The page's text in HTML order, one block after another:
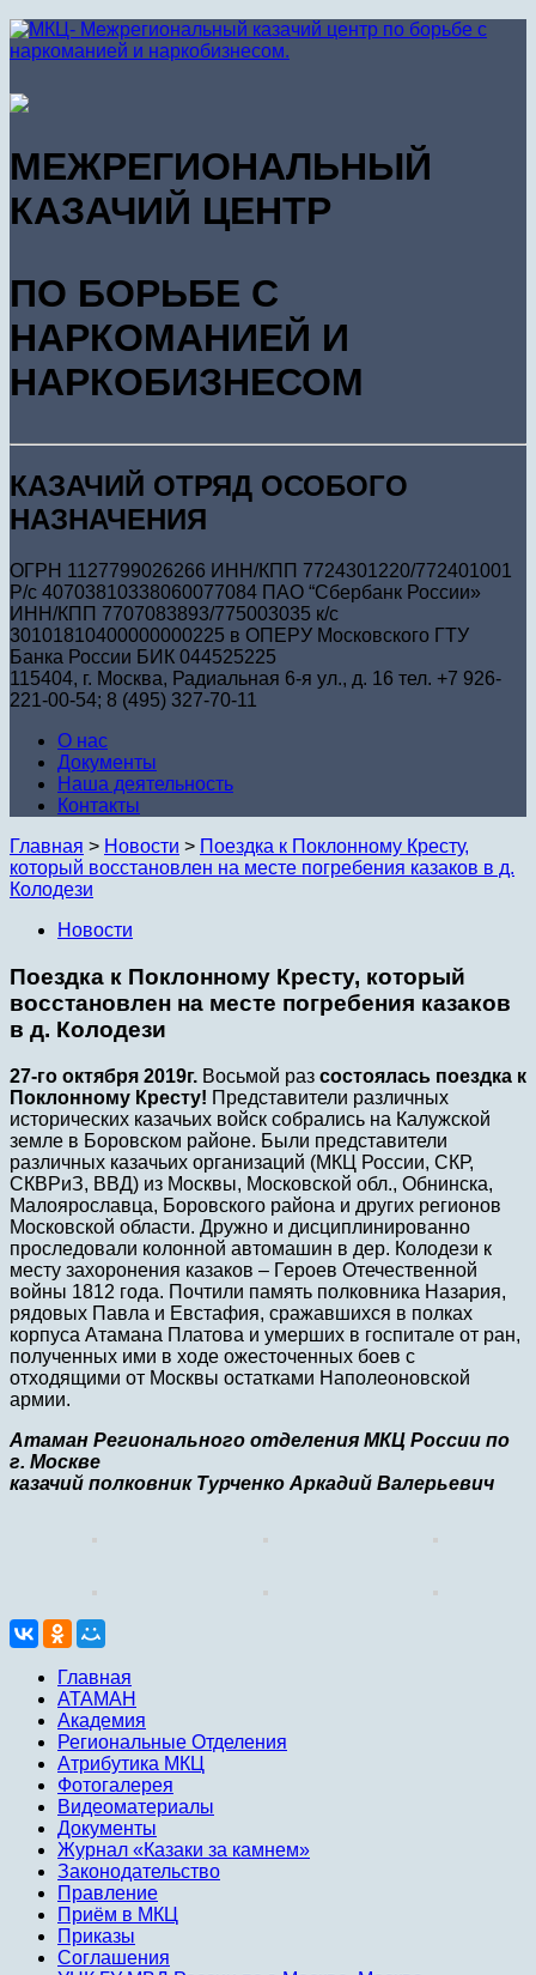
МЕЖРЕГИОНАЛЬНЫЙ
КАЗАЧИЙ ЦЕНТР
ПО БОРЬБЕ С
НАРКОМАНИЕЙ И
НАРКОБИЗНЕСОМ
КАЗАЧИЙ ОТРЯД ОСОБОГО
НАЗНАЧЕНИЯ
ОГРН 1127799026266 ИНН/КПП 7724301220/772401001
Р/с 40703810338060077084 ПАО “Сбербанк России»
ИНН/КПП 7707083893/775003035 к/с
30101810400000000225 в ОПЕРУ Московского ГТУ
Банка России БИК 044525225
115404, г. Москва, Радиальная 6-я ул., д. 16 тел. +7 926-
221-00-54; 8 (495) 327-70-11
О нас
Документы
Наша деятельность
Контакты
Главная > Новости > Поездка к Поклонному Кресту,
который восстановлен на месте погребения казаков в д.
Колодези
Новости
Поездка к Поклонному Кресту, который
восстановлен на месте погребения казаков
в д. Колодези
27-го октября 2019г. Восьмой раз состоялась поездка к
Поклонному Кресту! Представители различных
исторических казачьих войск собрались на Калужской
земле в Боровском районе. Были представители
различных казачьих организаций (МКЦ России, СКР,
СКВРиЗ, ВВД) из Москвы, Московской обл., Обнинска,
Малоярославца, Боровского района и других регионов
Московской области. Дружно и дисциплинированно
проследовали колонной автомашин в дер. Колодези к
месту захоронения казаков – Героев Отечественной
войны 1812 года. Почтили память полковника Назария,
рядовых Павла и Евстафия, сражавшихся в полках
корпуса Атамана Платова и умерших в госпитале от ран,
полученных ими в ходе ожесточенных боев с
отходящими от Москвы остатками Наполеоновской
армии.
Атаман Регионального отделения МКЦ России по
г. Москве
казачий полковник Турченко Аркадий Валерьевич
Главная
АТАМАН
Академия
Региональные Отделения
Атрибутика МКЦ
Фотогалерея
Видеоматериалы
Документы
Журнал «Казаки за камнем»
Законодательство
Правление
Приём в МКЦ
Приказы
Соглашения